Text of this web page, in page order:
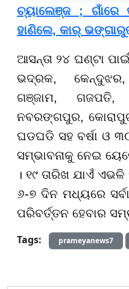
ଚ୍ୟାଲେଞ୍ଜ ;
ହାଣିଲେ, କାର୍
ଆସନ୍ତା ୨୪ ଘଣ୍ଟା
ଭଦ୍ରକ,
ଗଞ୍ଜାମ, ଗଜପତି,
ନବରଙ୍ଗପୁର,
ଘଡଘଡି ସହ ବର୍ଷା ଓ
ସମ୍ଭାବନାକୁ ନେଇ
। ୧୯ ତାରିଖ ଯାଏଁ
୬-୭ ଦିନ ମଧ୍ୟରେ
ପରିବର୍ତ୍ତନ ହେବାର
Tags:
prameyanews7